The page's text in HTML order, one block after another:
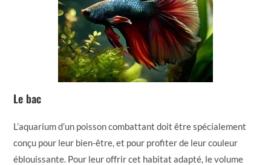
Le bac
L’aquarium d’un poisson combattant doit être spécialement
conçu pour leur bien-être, et pour profiter de leur couleur
éblouissante. Pour leur offrir cet habitat adapté, le volume